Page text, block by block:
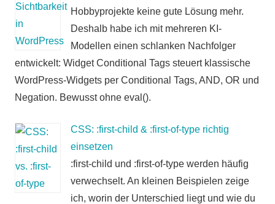
Hobbyprojekte keine gute Lösung mehr.
Deshalb habe ich mit mehreren KI-
Modellen einen schlanken Nachfolger
entwickelt: Widget Conditional Tags steuert klassische
WordPress-Widgets per Conditional Tags, AND, OR und
Negation. Bewusst ohne eval().
CSS: :first-child & :first-of-type richtig
einsetzen
:first-child und :first-of-type werden häufig
verwechselt. An kleinen Beispielen zeige
ich, worin der Unterschied liegt und wie du